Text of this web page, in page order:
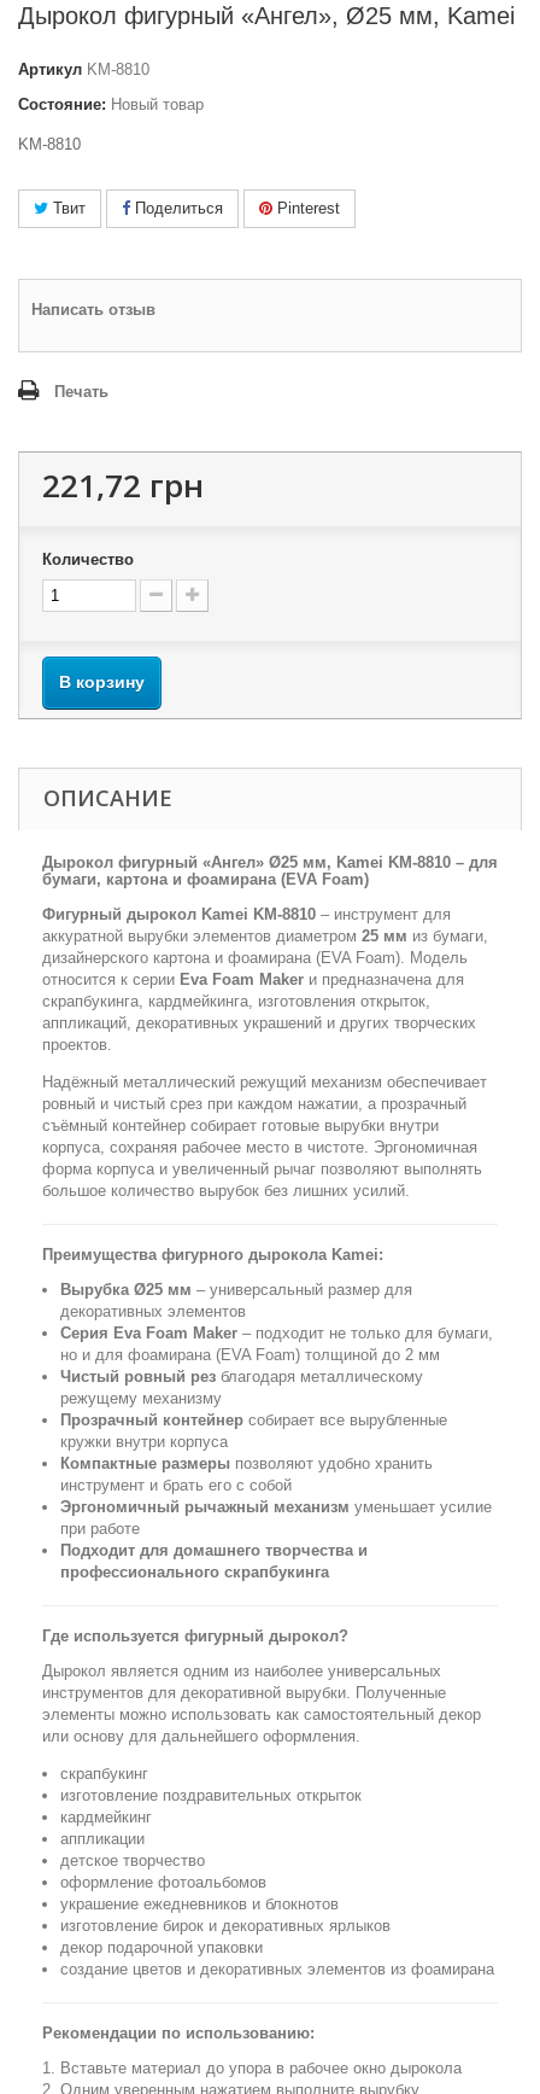
Дырокол фигурный «Ангел», Ø25 мм, Kamei
Артикул KM-8810
Состояние: Новый товар
KM-8810
Твит Поделиться Pinterest
Написать отзыв
Печать
221,72 грн
Количество
В корзину
ОПИСАНИЕ
Дырокол фигурный «Ангел» Ø25 мм, Kamei KM-8810 – для
бумаги, картона и фоамирана (EVA Foam)
Фигурный дырокол Kamei KM-8810 – инструмент для
аккуратной вырубки элементов диаметром 25 мм из бумаги,
дизайнерского картона и фоамирана (EVA Foam). Модель
относится к серии Eva Foam Maker и предназначена для
скрапбукинга, кардмейкинга, изготовления открыток,
аппликаций, декоративных украшений и других творческих
проектов.
Надёжный металлический режущий механизм обеспечивает
ровный и чистый срез при каждом нажатии, а прозрачный
съёмный контейнер собирает готовые вырубки внутри
корпуса, сохраняя рабочее место в чистоте. Эргономичная
форма корпуса и увеличенный рычаг позволяют выполнять
большое количество вырубок без лишних усилий.
Преимущества фигурного дырокола Kamei:
Вырубка Ø25 мм – универсальный размер для
декоративных элементов
Серия Eva Foam Maker – подходит не только для бумаги,
но и для фоамирана (EVA Foam) толщиной до 2 мм
Чистый ровный рез благодаря металлическому
режущему механизму
Прозрачный контейнер собирает все вырубленные
кружки внутри корпуса
Компактные размеры позволяют удобно хранить
инструмент и брать его с собой
Эргономичный рычажный механизм уменьшает усилие
при работе
Подходит для домашнего творчества и
профессионального скрапбукинга
Где используется фигурный дырокол?
Дырокол является одним из наиболее универсальных
инструментов для декоративной вырубки. Полученные
элементы можно использовать как самостоятельный декор
или основу для дальнейшего оформления.
скрапбукинг
изготовление поздравительных открыток
кардмейкинг
аппликации
детское творчество
оформление фотоальбомов
украшение ежедневников и блокнотов
изготовление бирок и декоративных ярлыков
декор подарочной упаковки
создание цветов и декоративных элементов из фоамирана
Рекомендации по использованию:
Вставьте материал до упора в рабочее окно дырокола
Одним уверенным нажатием выполните вырубку